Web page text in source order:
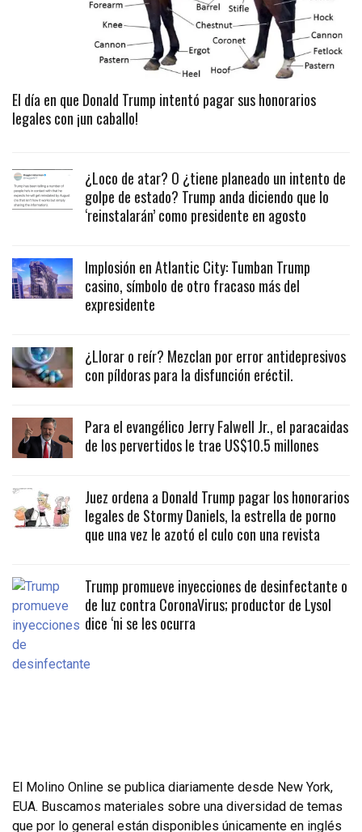
El día en que Donald Trump intentó pagar sus honorarios
legales con ¡un caballo!
¿Loco de atar? O ¿tiene planeado un intento de
golpe de estado? Trump anda diciendo que lo
‘reinstalarán’ como presidente en agosto
Implosión en Atlantic City: Tumban Trump
casino, símbolo de otro fracaso más del
expresidente
¿Llorar o reír? Mezclan por error antidepresivos
con píldoras para la disfunción eréctil.
Para el evangélico Jerry Falwell Jr., el paracaidas
de los pervertidos le trae US$10.5 millones
Juez ordena a Donald Trump pagar los honorarios
legales de Stormy Daniels, la estrella de porno
que una vez le azotó el culo con una revista
Trump promueve inyecciones de desinfectante o
de luz contra CoronaVirus; productor de Lysol
dice ‘ni se les ocurra
El Molino Online se publica diariamente desde New York,
EUA. Buscamos materiales sobre una diversidad de temas
que por lo general están disponibles únicamente en inglés